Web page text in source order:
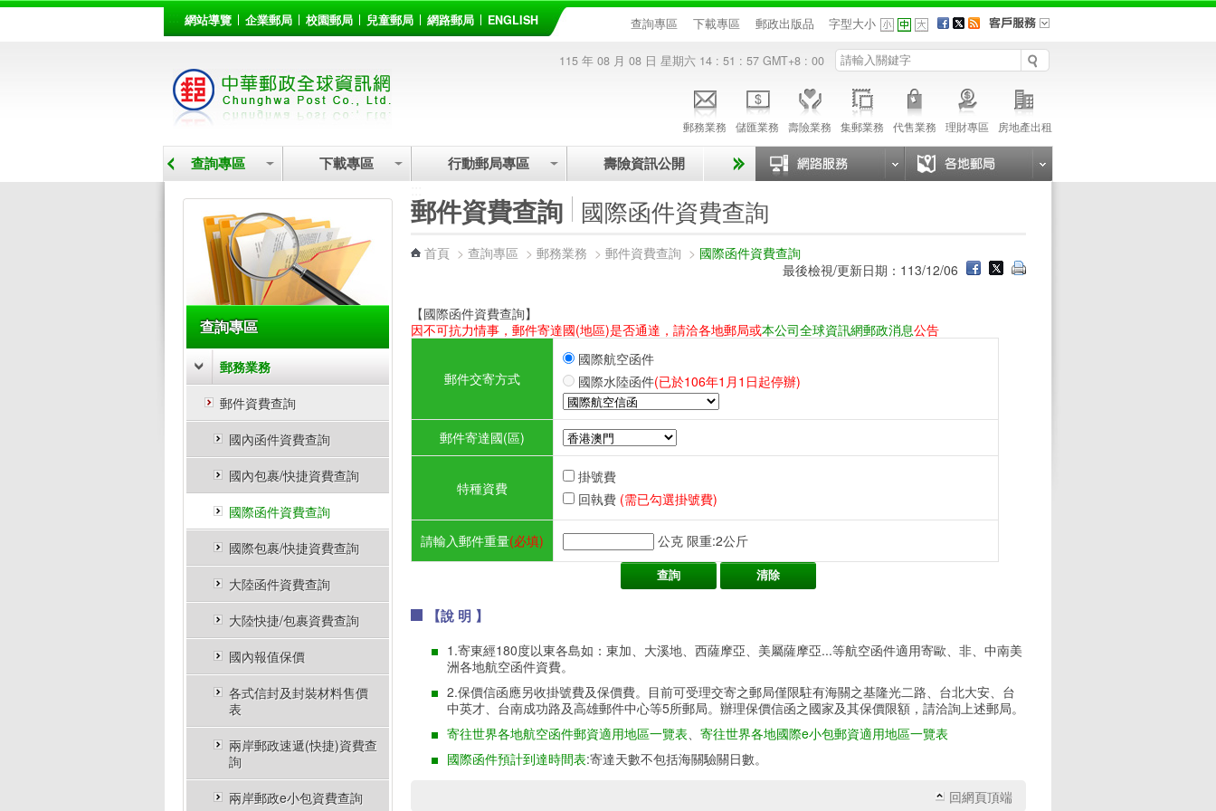
::: 網站導覽 企業郵局 校園郵局 兒童郵局 網路郵局 ENGLISH 查詢專區 下載專區 郵政出版品 字型大小
115 年 08 月 08 日 星期六 14 : 51 : 57 GMT+8 : 00
郵務業務 儲匯業務 壽險業務 集郵業務 代售業務 理財專區 房地產出租
查詢專區 下載專區 行動郵局專區 壽險資訊公開
查詢專區
郵務業務
郵件資費查詢
國內函件資費查詢
國內包裹/快捷資費查詢
國際函件資費查詢
國際包裹/快捷資費查詢
大陸函件資費查詢
大陸快捷/包裹資費查詢
國內報值保價
各式信封及封裝材料售價
表
兩岸郵政速遞(快捷)資費查
詢
兩岸郵政e小包資費查詢
郵件資費查詢 國際函件資費查詢
首頁 > 查詢專區 > 郵務業務 > 郵件資費查詢 > 國際函件資費查詢
最後檢視/更新日期：113/12/06
【國際函件資費查詢】
因不可抗力情事，郵件寄達國(地區)是否通達，請洽各地郵局或本公司全球資訊網郵政消息公告
郵件交寄方式
國際航空函件
國際水陸函件(已於106年1月1日起停辦)
郵件寄達國(區)
特種資費
掛號費
回執費 (需已勾選掛號費)
請輸入郵件重量(必填) 公克 限重:2公斤
【說 明 】
1.寄東經180度以東各島如：東加、大溪地、西薩摩亞、美屬薩摩亞...等航空函件適用寄歐、非、中南美
洲各地航空函件資費。
2.保價信函應另收掛號費及保價費。目前可受理交寄之郵局僅限駐有海關之基隆光二路、台北大安、台
中英才、台南成功路及高雄郵件中心等5所郵局。辦理保價信函之國家及其保價限額，請洽詢上述郵局。
寄往世界各地航空函件郵資適用地區一覽表、 寄往世界各地國際e小包郵資適用地區一覽表
國際函件預計到達時間表:寄達天數不包括海關驗關日數。
回網頁頂端